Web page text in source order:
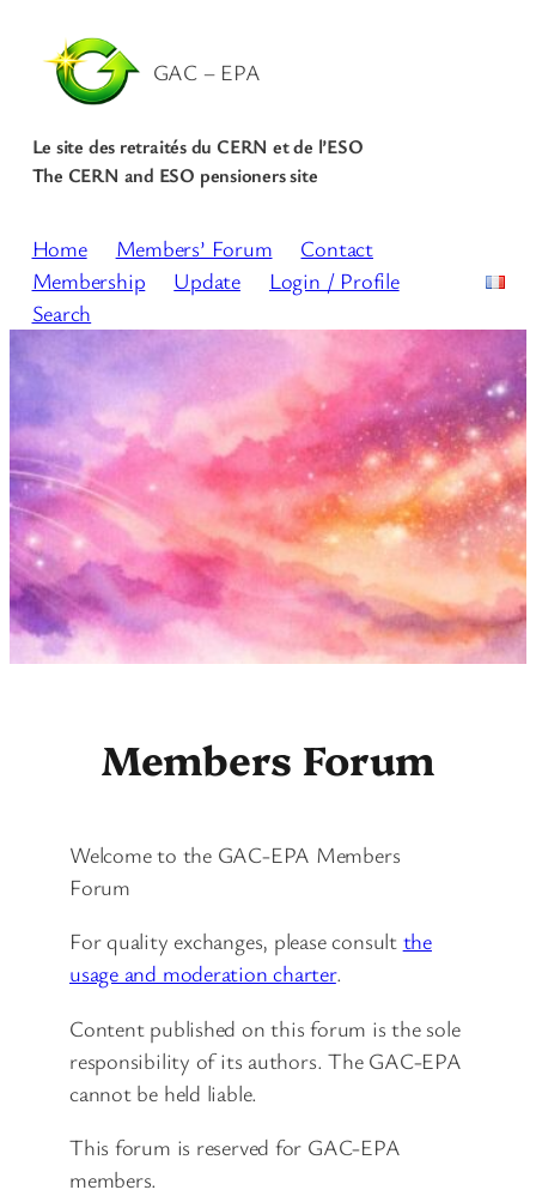
GAC – EPA
Le site des retraités du CERN et de l’ESO
The CERN and ESO pensioners site
Home Members’ Forum
Contact
Membership
Update
Login / Profile
Search
Members Forum
Welcome to the GAC-EPA Members
Forum
For quality exchanges, please consult the
usage and moderation charter.
Content published on this forum is the sole
responsibility of its authors. The GAC-EPA
cannot be held liable.
This forum is reserved for GAC-EPA
members.